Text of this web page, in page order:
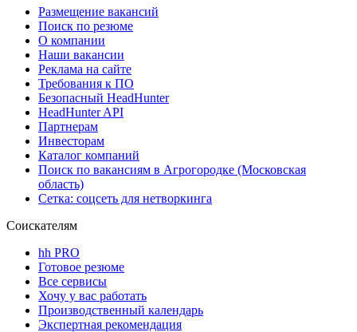
Размещение вакансий
Поиск по резюме
О компании
Наши вакансии
Реклама на сайте
Требования к ПО
Безопасный HeadHunter
HeadHunter API
Партнерам
Инвесторам
Каталог компаний
Поиск по вакансиям в Агрогородке (Московская
область)
Сетка: соцсеть для нетворкинга
Соискателям
hh PRO
Готовое резюме
Все сервисы
Хочу у вас работать
Производственный календарь
Экспертная рекомендация